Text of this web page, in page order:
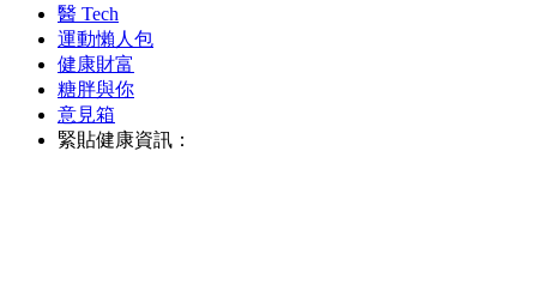
醫 Tech
運動懶人包
健康財富
糖胖與你
意見箱
緊貼健康資訊：